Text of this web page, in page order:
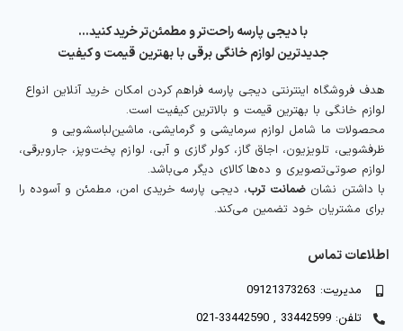
با دیجی پارسه راحت‌تر و مطمئن‌تر خرید کنید…
جدیدترین لوازم خانگی برقی با بهترین قیمت و کیفیت
هدف فروشگاه اینترنتی دیجی پارسه فراهم کردن امکان خرید آنلاین انواع
لوازم خانگی با بهترین قیمت و بالاترین کیفیت است.
محصولات ما شامل لوازم سرمایشی و گرمایشی، ماشین‌لباسشویی و
ظرفشویی، تلویزیون، اجاق گاز، کولر گازی و آبی، لوازم پخت‌وپز، جاروبرقی،
لوازم صوتی‌تصویری و ده‌ها کالای دیگر می‌باشد.
با داشتن نشان ضمانت ترب، دیجی پارسه خریدی امن، مطمئن و آسوده را
برای مشتریان خود تضمین می‌کند.
اطلاعات تماس
مدیریت: 09121373263
تلفن: 33442599 , 33442590-021